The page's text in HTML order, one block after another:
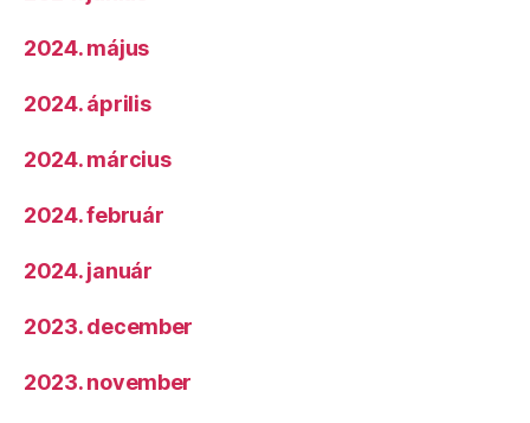
2024. május
2024. április
2024. március
2024. február
2024. január
2023. december
2023. november